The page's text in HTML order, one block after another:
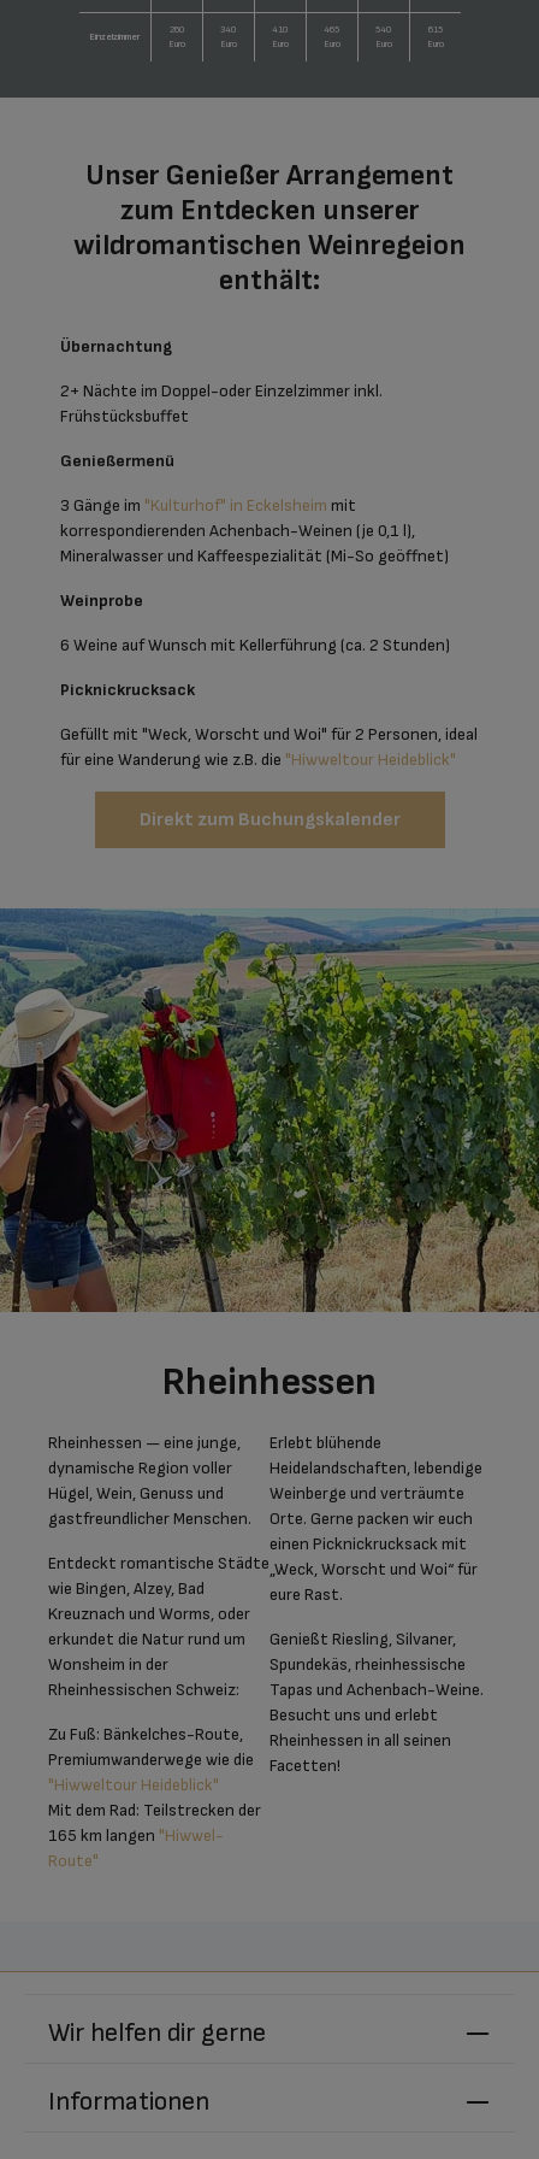
Einzelzimmer
260
Euro
340
Euro
410
Euro
465
Euro
540
Euro
615
Euro
Unser Genießer Arrangement
zum Entdecken unserer
wildromantischen Weinregeion
enthält:
Übernachtung
2+ Nächte im Doppel-oder Einzelzimmer inkl.
Frühstücksbuffet
Genießermenü
3 Gänge im "Kulturhof" in Eckelsheim mit
korrespondierenden Achenbach-Weinen (je 0,1 l),
Mineralwasser und Kaffeespezialität (Mi-So geöffnet)
Weinprobe
6 Weine auf Wunsch mit Kellerführung (ca. 2 Stunden)
Picknickrucksack
Gefüllt mit "Weck, Worscht und Woi" für 2 Personen, ideal
für eine Wanderung wie z.B. die "Hiwweltour Heideblick"
Direkt zum Buchungskalender
Rheinhessen
Rheinhessen — eine junge,
dynamische Region voller
Hügel, Wein, Genuss und
gastfreundlicher Menschen.
Entdeckt romantische Städte
wie Bingen, Alzey, Bad
Kreuznach und Worms, oder
erkundet die Natur rund um
Wonsheim in der
Rheinhessischen Schweiz:
Zu Fuß: Bänkelches-Route,
Premiumwanderwege wie die
"Hiwweltour Heideblick"
Mit dem Rad: Teilstrecken der
165 km langen "Hiwwel-
Route"
Erlebt blühende
Heidelandschaften, lebendige
Weinberge und verträumte
Orte. Gerne packen wir euch
einen Picknickrucksack mit
„Weck, Worscht und Woi“ für
eure Rast.
Genießt Riesling, Silvaner,
Spundekäs, rheinhessische
Tapas und Achenbach-Weine.
Besucht uns und erlebt
Rheinhessen in all seinen
Facetten!
Wir helfen dir gerne
Informationen